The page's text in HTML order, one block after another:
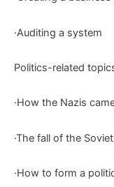
·Auditing a system
Politics-related
·How the Nazis
·The fall of the
·How to form a